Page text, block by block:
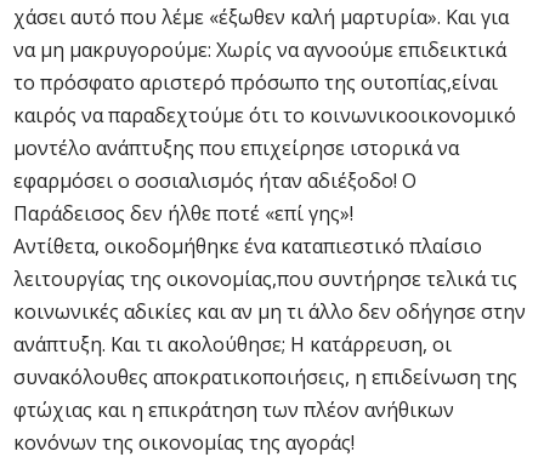
χάσει αυτό που λέμε «έξωθεν καλή μαρτυρία». Και για
να μη μακρυγορούμε: Χωρίς να αγνοούμε επιδεικτικά
το πρόσφατο αριστερό πρόσωπο της ουτοπίας,είναι
καιρός να παραδεχτούμε ότι το κοινωνικοοικονομικό
μοντέλο ανάπτυξης που επιχείρησε ιστορικά να
εφαρμόσει ο σοσιαλισμός ήταν αδιέξοδο! Ο
Παράδεισος δεν ήλθε ποτέ «επί γης»!
Αντίθετα, οικοδομήθηκε ένα καταπιεστικό πλαίσιο
λειτουργίας της οικονομίας,που συντήρησε τελικά τις
κοινωνικές αδικίες και αν μη τι άλλο δεν οδήγησε στην
ανάπτυξη. Και τι ακολούθησε; Η κατάρρευση, οι
συνακόλουθες αποκρατικοποιήσεις, η επιδείνωση της
φτώχιας και η επικράτηση των πλέον ανήθικων
κονόνων της οικονομίας της αγοράς!